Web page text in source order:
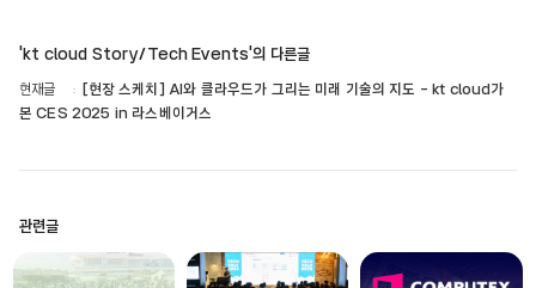
'kt cloud Story/Tech Events'의 다른글
현재글
[현장 스케치] AI와 클라우드가 그리는 미래 기술의 지도 - kt cloud가
본 CES 2025 in 라스베이거스
관련글